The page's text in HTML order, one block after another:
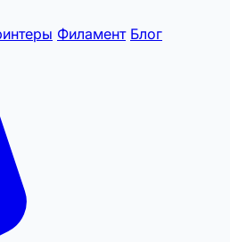
Филамент Блог